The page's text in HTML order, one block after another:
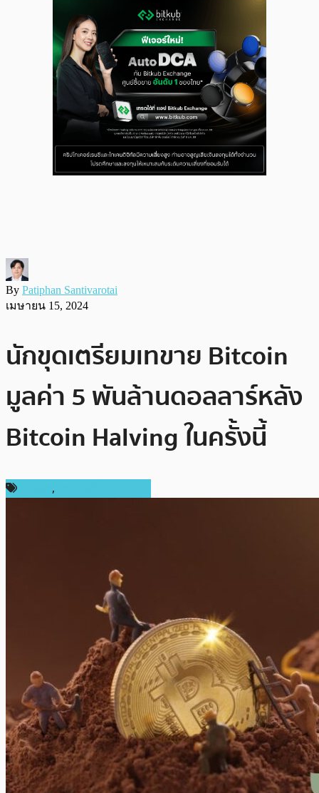
By Patiphan Santivarotai
เมษายน 15, 2024
นักขุดเตรียมเทขาย Bitcoin
มูลค่า 5 พันล้านดอลลาร์หลัง
Bitcoin Halving ในครั้งนี้
,